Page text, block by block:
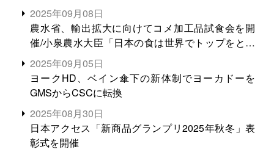
2025年09月08日
農水省、輸出拡大に向けてコメ加工品試食会を開
催/小泉農水大臣「日本の食は世界でトップをとれ
る。米増産に向けて、米輸出需要の拡大を」
2025年09月05日
ヨークHD、ベイン傘下の新体制でヨーカドーを
GMSからCSCに転換
2025年08月30日
日本アクセス「新商品グランプリ2025年秋冬」表
彰式を開催